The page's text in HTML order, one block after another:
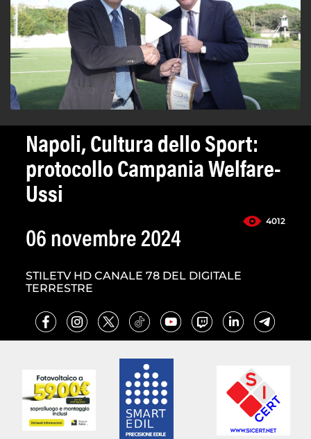
Napoli, Cultura dello Sport:
protocollo Campania Welfare-
Ussi
4012
06 novembre 2024
STILETV HD CANALE 78 DEL DIGITALE
TERRESTRE